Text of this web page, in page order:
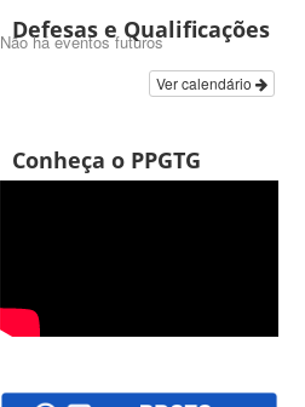
Defesas e Qualificações
Não há eventos futuros
Ver calendário
Conheça o PPGTG